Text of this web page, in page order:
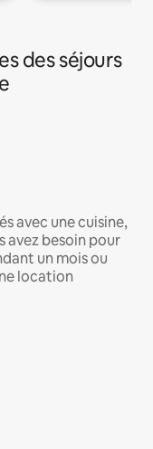
des séjours
avec une cuisine,
avez besoin pour
un mois ou
location